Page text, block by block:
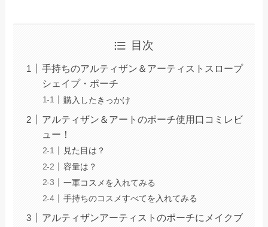
目次
手持ちのアルティザン＆アーティストスロープ
シェイプ・ポーチ
購入したきっかけ
アルティザン＆アートのポーチ使用口コミレビ
ュー！
見た目は？
容量は？
一軍コスメを入れてみる
手持ちのコスメすべてを入れてみる
アルティザンアーティストのポーチにメイクブ